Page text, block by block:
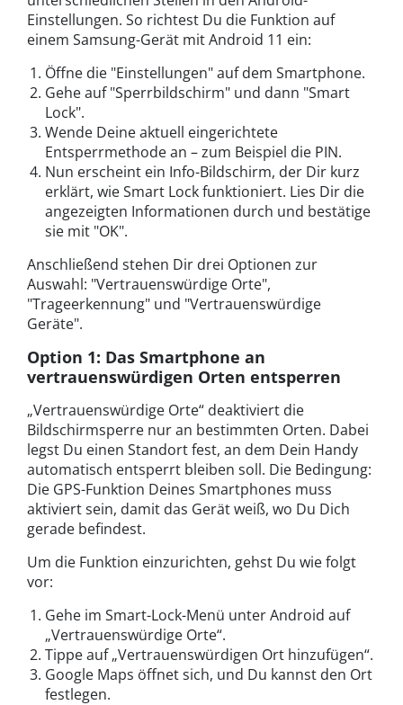
Einstellungen. So richtest Du die Funktion auf
einem Samsung-Gerät mit Android 11 ein:
Öffne die "Einstellungen" auf dem Smartphone.
Gehe auf "Sperrbildschirm" und dann "Smart
Lock".
Wende Deine aktuell eingerichtete
Entsperrmethode an – zum Beispiel die PIN.
Nun erscheint ein Info-Bildschirm, der Dir kurz
erklärt, wie Smart Lock funktioniert. Lies Dir die
angezeigten Informationen durch und bestätige
sie mit "OK".
Anschließend stehen Dir drei Optionen zur
Auswahl: "Vertrauenswürdige Orte",
"Trageerkennung" und "Vertrauenswürdige
Geräte".
Option 1: Das Smartphone an
vertrauenswürdigen Orten entsperren
„Vertrauenswürdige Orte“ deaktiviert die
Bildschirmsperre nur an bestimmten Orten. Dabei
legst Du einen Standort fest, an dem Dein Handy
automatisch entsperrt bleiben soll. Die Bedingung:
Die GPS-Funktion Deines Smartphones muss
aktiviert sein, damit das Gerät weiß, wo Du Dich
gerade befindest.
Um die Funktion einzurichten, gehst Du wie folgt
vor:
Gehe im Smart-Lock-Menü unter Android auf
„Vertrauenswürdige Orte“.
Tippe auf „Vertrauenswürdigen Ort hinzufügen“.
Google Maps öffnet sich, und Du kannst den Ort
festlegen.